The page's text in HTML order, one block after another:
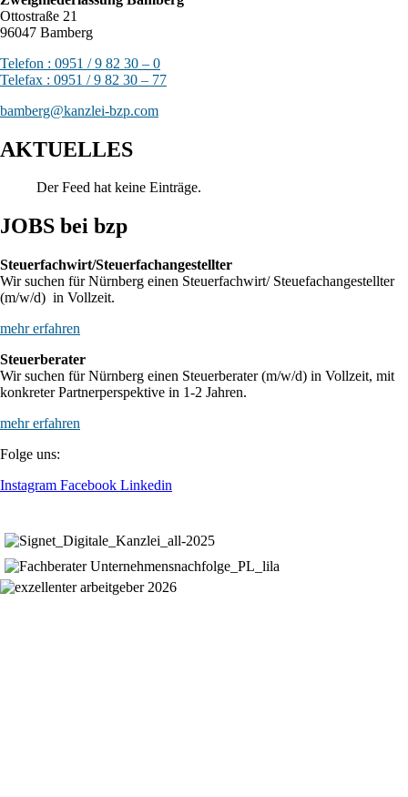
Ottostraße 21
96047 Bamberg
Telefon : 0951 / 9 82 30 – 0
Telefax : 0951 / 9 82 30 – 77
bamberg@kanzlei-bzp.com
AKTUELLES
Der Feed hat keine Einträge.
JOBS bei bzp
Steuerfachwirt/Steuerfachangestellter
Wir suchen für Nürnberg einen Steuerfachwirt/ Steuefachangestellter
(m/w/d) in Vollzeit.
mehr erfahren
Steuerberater
Wir suchen für Nürnberg einen Steuerberater (m/w/d) in Vollzeit, mit
konkreter Partnerperspektive in 1-2 Jahren.
mehr erfahren
Folge uns:
Instagram Facebook Linkedin